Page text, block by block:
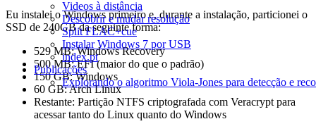
Videos à distância
Descobrir e mudar resolução
Split FLAC+cue
Instalar Windows 7 por USB
index.pt
Publicações
Explorando o algoritmo Viola-Jones para detecção e
Eu instalei o Windows primeiro e, durante a instalação, particionei o
SSD de 240GB da seguinte forma:
529 MB: Windows Recovery
500 MB: EFI (maior do que o padrão)
150 GB: Windows
60 GB: Arch Linux
Restante: Partição NTFS criptografada com Veracrypt para
acessar tanto do Linux quanto do Windows